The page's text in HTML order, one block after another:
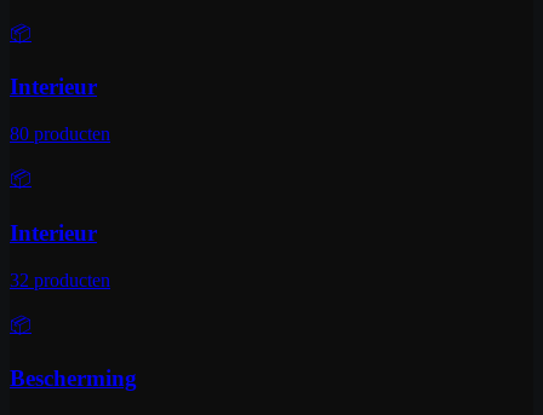
📦
Interieur
80 producten
📦
Interieur
32 producten
📦
Bescherming